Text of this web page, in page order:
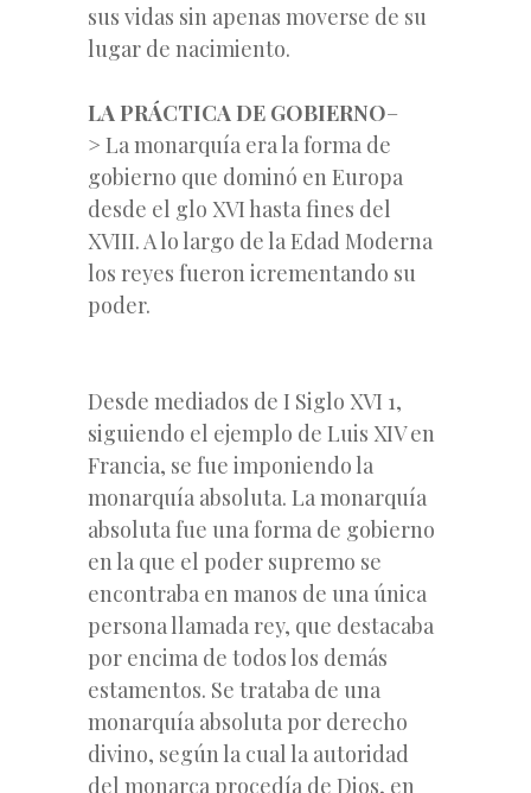
sus vidas sin apenas moverse de su
lugar de nacimiento.
LA PRÁCTICA DE GOBIERNO–
> La monarquía era la forma de
gobierno que dominó en Europa
desde el glo XVI hasta fines del
XVIII. A lo largo de la Edad Moderna
los reyes fueron icrementando su
poder.
Desde mediados de I Siglo XVI 1,
siguiendo el ejemplo de Luis XIV en
Francia, se fue imponiendo la
monarquía absoluta. La monarquía
absoluta fue una forma de gobierno
en la que el poder supremo se
encontraba en manos de una única
persona llamada rey, que destacaba
por encima de todos los demás
estamentos. Se trataba de una
monarquía absoluta por derecho
divino, según la cual la autoridad
del monarca procedía de Dios, en